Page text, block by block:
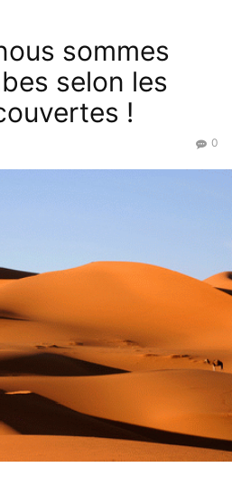
sommes
selon les
!
0